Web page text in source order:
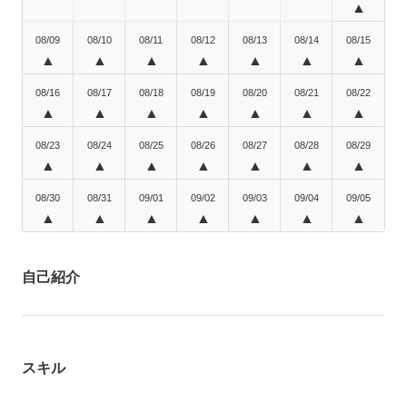
▲
08/09
▲
08/10
▲
08/11
▲
08/12
▲
08/13
▲
08/14
▲
08/15
▲
08/16
▲
08/17
▲
08/18
▲
08/19
▲
08/20
▲
08/21
▲
08/22
▲
08/23
▲
08/24
▲
08/25
▲
08/26
▲
08/27
▲
08/28
▲
08/29
▲
08/30
▲
08/31
▲
09/01
▲
09/02
▲
09/03
▲
09/04
▲
09/05
▲
自己紹介
スキル